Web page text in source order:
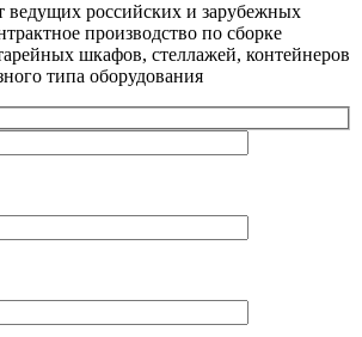
ведущих российских и зарубежных
производство по сборке
шкафов, стеллажей, контейнеров
типа оборудования